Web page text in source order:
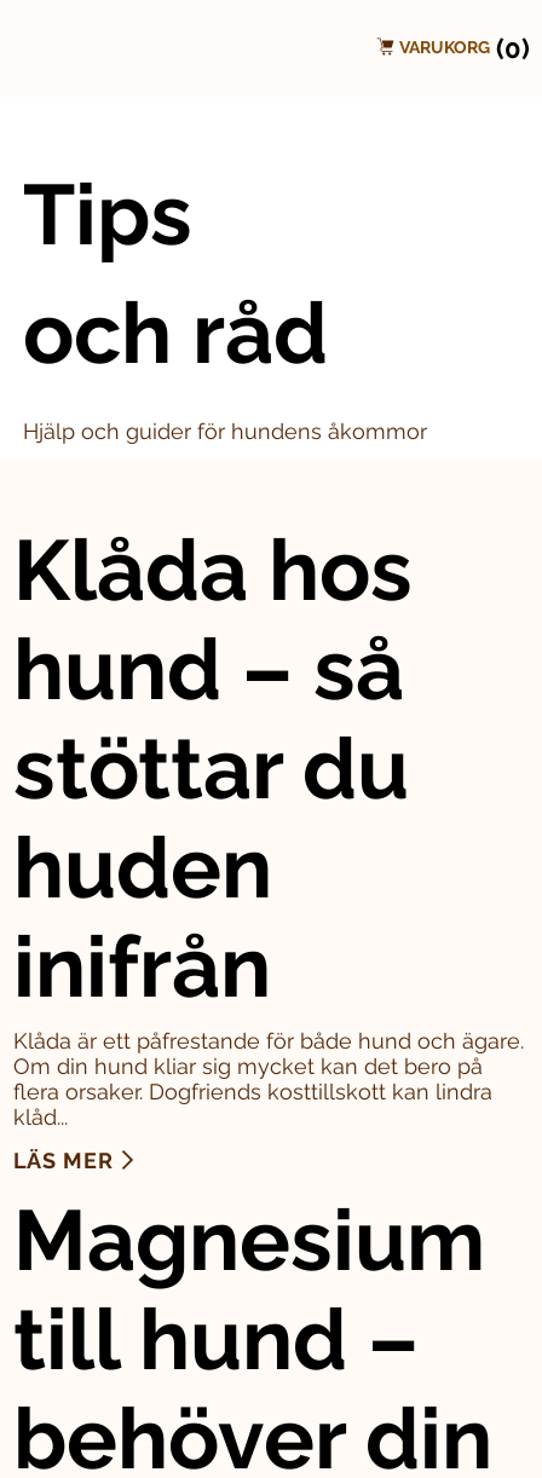
VARUKORG (0)
Tips
och råd
Hjälp och guider för hundens åkommor
Klåda hos
hund – så
stöttar du
huden
inifrån
Klåda är ett påfrestande för både hund och ägare.
Om din hund kliar sig mycket kan det bero på
flera orsaker. Dogfriends kosttillskott kan lindra
klåd...
LÄS MER
Magnesium
till hund –
behöver din